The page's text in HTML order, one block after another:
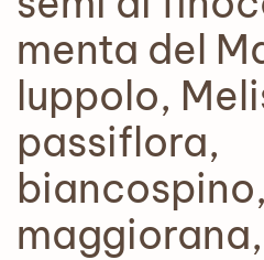
menta del
luppolo,
passiflora,